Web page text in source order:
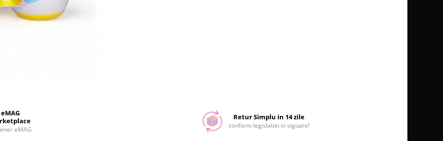
eMAG
eMAG
Retur Simplu in 14 zile
conform legislatiei in vigoare!